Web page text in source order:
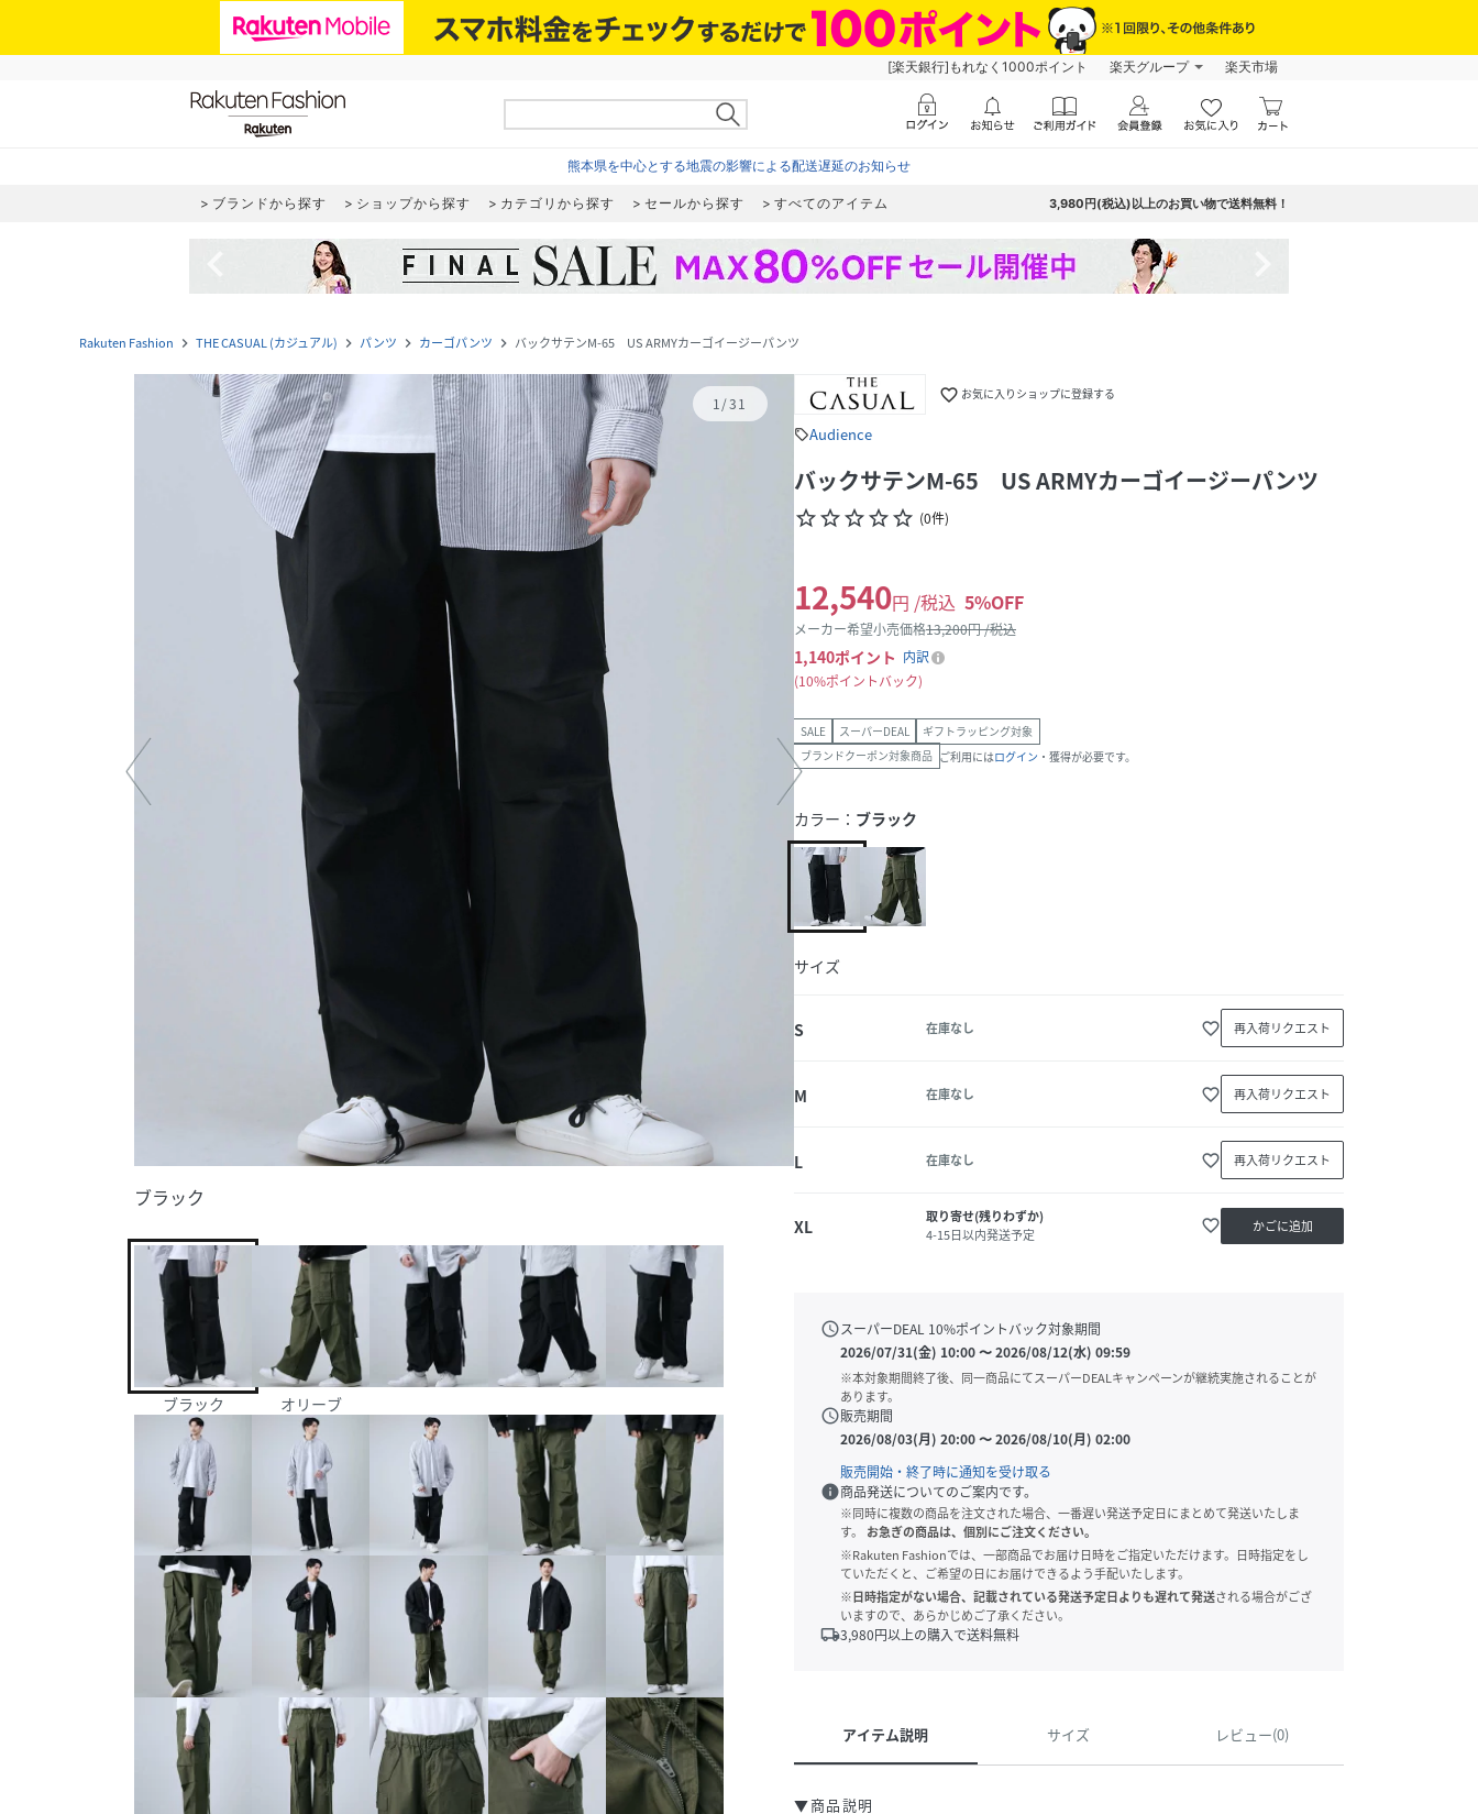
[楽天銀行]もれなく1000ポイント 楽天グループ 楽天市場
熊本県を中心とする地震の影響による配送遅延のお知らせ
ブランドから探す ショップから探す カテゴリから探す セールから探す すべてのアイテム 3,980円(税込)以上のお買い物で送料無料！
Rakuten Fashion navigate_next THE CASUAL (カジュアル) navigate_next パンツ navigate_next カーゴパンツ navigate_next バックサテンM-65 US ARMYカーゴイージーパンツ
1/31
ブラック
ブラック オリーブ
favorite_border お気に入りショップに登録する
sellAudience
バックサテンM-65 US ARMYカーゴイージーパンツ
star_borderstar_borderstar_borderstar_borderstar_border (0件)
12,540円 /税込 5%OFF
メーカー希望小売価格13,200円 /税込
1,140ポイント 内訳
10%ポイントバック
SALE スーパーDEAL
ギフトラッピング対象
ブランドクーポン対象商品 ご利用にはログイン ・獲得が必要です。
カラー： ブラック
サイズ
S 在庫なし favorite_border 再入荷リクエスト
M 在庫なし favorite_border 再入荷リクエスト
L 在庫なし favorite_border 再入荷リクエスト
XL
取り寄せ(残りわずか)
4-15日以内発送予定
favorite_border かごに追加
scheduleスーパーDEAL 10%ポイントバック対象期間
2026/07/31(金) 10:00〜2026/08/12(水) 09:59
※本対象期間終了後、同一商品にてスーパーDEALキャンペーンが継続実施されることが
あります。
schedule販売期間
2026/08/03(月) 20:00〜2026/08/10(月) 02:00
販売開始・終了時に通知を受け取る
info商品発送についてのご案内です。
※同時に複数の商品を注文された場合、一番遅い発送予定日にまとめて発送いたしま
す。
お急ぎの商品は、個別にご注文ください。
※Rakuten Fashionでは、一部商品でお届け日時をご指定いただけます。日時指定をし
ていただくと、ご希望の日にお届けできるよう手配いたします。
※日時指定がない場合、記載されている発送予定日よりも遅れて発送される場合がござ
いますので、あらかじめご了承ください。
local_shipping3,980円以上の購入で送料無料
アイテム説明 サイズ レビュー(0)
▼商品説明